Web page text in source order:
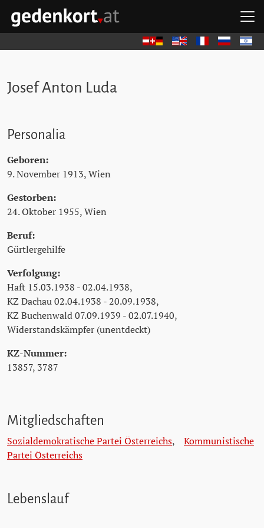
Zum Hauptinhalt springen
Zum Hauptmenü springen
Zu den Quicklinks springen
GEDENKORT - STARTSEITE
DeutschEnglish FrançaisРусский
עברית
Josef Anton Luda
Personalia
Geboren:
9. November 1913, Wien
Gestorben:
24. Oktober 1955, Wien
Beruf:
Gürtlergehilfe
Verfolgung:
Haft 15.03.1938 - 02.04.1938,
KZ Dachau 02.04.1938 - 20.09.1938,
KZ Buchenwald 07.09.1939 - 02.07.1940,
Widerstandskämpfer (unentdeckt)
KZ-Nummer:
13857, 3787
Mitgliedschaften
Sozialdemokratische Partei Österreichs, Kommunistische
Partei Österreichs
Lebenslauf